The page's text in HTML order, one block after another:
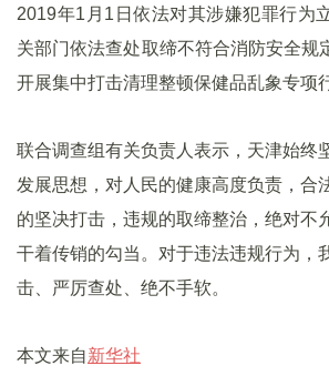
2019年1月1日依法对其涉嫌犯罪行为
关部门依法查处取缔不符合消防安全规
开展集中打击清理整顿保健品乱象专项
联合调查组有关负责人表示，天津始终
发展思想，对人民的健康高度负责，合
的坚决打击，违规的取缔整治，绝对不
干着传销的勾当。对于违法违规行为，
击、严厉查处、绝不手软。
本文来自新华社